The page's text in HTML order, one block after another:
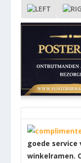
goede
winkelramen.